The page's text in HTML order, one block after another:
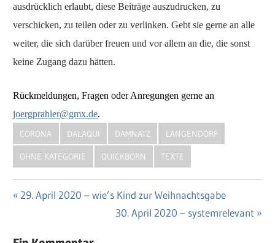
ausdrücklich erlaubt, diese Beiträge auszudrucken, zu
verschicken, zu teilen oder zu verlinken. Gebt sie gerne an alle
weiter, die sich darüber freuen und vor allem an die, die sonst
keine Zugang dazu hätten.
Rückmeldungen, Fragen oder Anregungen gerne an
joergprahler@gmx.de.
CORONA DALAQUI DAMNATZ LANGENDORF
OHNE KATEGORIE QUICKBORN TEXTE
Beitragsnavigation
Vorheriger
29. April 2020 – wie’s Kind zur Weihnachtsgabe
Nächster
30. April 2020 – systemrelevant